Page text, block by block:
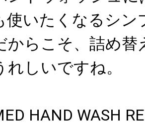
使いたくなるシン
からこそ、詰め替
れしいですね。
HAND WASH